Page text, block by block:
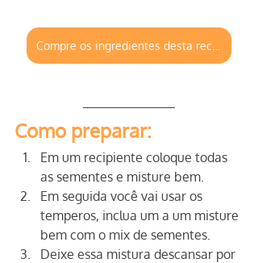
Como preparar:
Em um recipiente coloque todas
as sementes e misture bem.
Em seguida você vai usar os
temperos, inclua um a um misture
bem com o mix de sementes.
Deixe essa mistura descansar por